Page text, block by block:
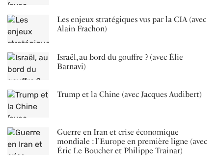
Les enjeux stratégiques vus par la CIA (avec
Alain Frachon)
Israël, au bord du gouffre ? (avec Élie
Barnavi)
Trump et la Chine (avec Jacques Audibert)
Guerre en Iran et crise économique
mondiale : l’Europe en première ligne (avec
Éric Le Boucher et Philippe Trainar)